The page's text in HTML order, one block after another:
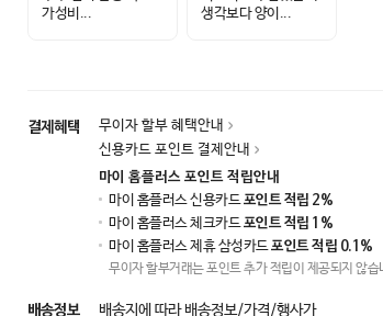
가성비...
생각보다 양이...
결제혜택
무이자 할부 혜택안내
신용카드 포인트 결제안내
마이 홈플러스 포인트 적립안내
마이 홈플러스 신용카드포인트 적립 2%
마이 홈플러스 체크카드포인트 적립 1%
마이 홈플러스 제휴 삼성카드포인트 적립 0.1%
무이자 할부거래는 포인트 추가 적립이 제공되지 않습
배송정보
배송지에 따라 배송정보/가격/행사가